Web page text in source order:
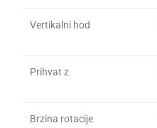
Vertikalni hod
Prihvat z
Brzina rotacije